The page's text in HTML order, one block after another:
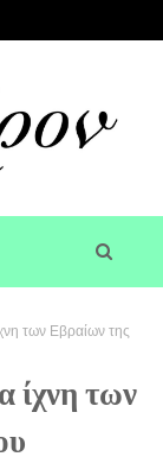
των Εβραίων της
ίχνη των